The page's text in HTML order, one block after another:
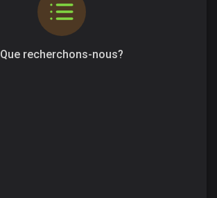
Que recherchons-nous?